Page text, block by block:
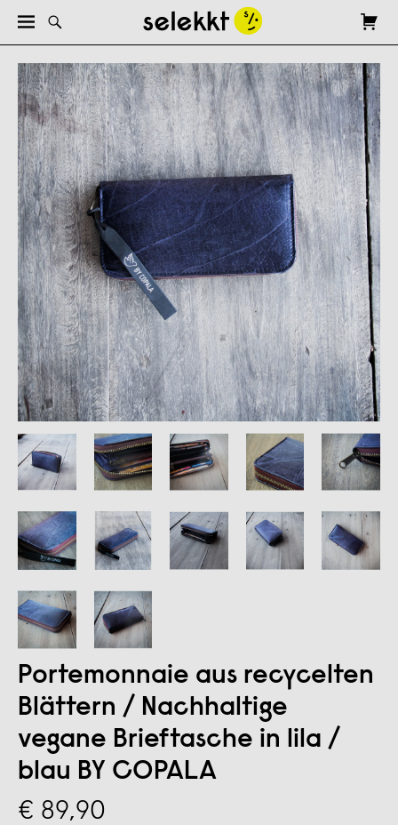
Portemonnaie aus recycelten
Blättern / Nachhaltige
vegane Brieftasche in lila /
blau BY COPALA
€ 89,90